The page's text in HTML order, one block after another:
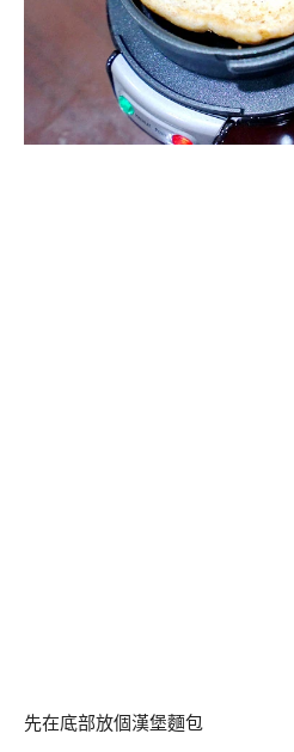
先在底部放個漢堡麵包